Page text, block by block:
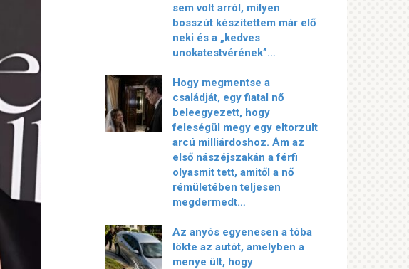
sem volt arról, milyen
bosszút készítettem már elő
neki és a „kedves
unokatestvérének”…
Hogy megmentse a
családját, egy fiatal nő
beleegyezett, hogy
feleségül megy egy eltorzult
arcú milliárdoshoz. Ám az
első nászéjszakán a férfi
olyasmit tett, amitől a nő
rémületében teljesen
megdermedt…
Az anyós egyenesen a tóba
lökte az autót, amelyben a
menye ült, hogy